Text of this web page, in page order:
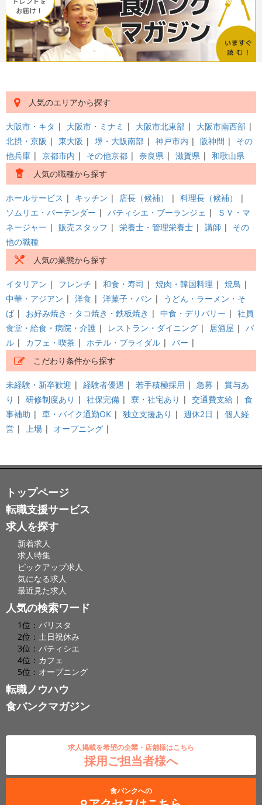
人気のエリアから探す
大阪市・キタ | 大阪市・ミナミ | 大阪市北東部 | 大阪市南西部 |
北摂・京阪 | 東大阪 | 堺・大阪南部 | 神戸市内 | 阪神間 | その
他兵庫 | 京都市内 | その他京都 | 奈良県 | 滋賀県 | 和歌山県
人気の職種から探す
ホールサービス | キッチン | 店長（候補） | 料理長（候補）
|
ソムリエ・バーテンダー | パティシエ・ブーランジェ |
ＳＶ・マ
ネージャー | 販売スタッフ | 栄養士・管理栄養士 | 講師 | その
他の職種
人気の業態から探す
イタリアン | フレンチ | 和食・寿司 | 焼肉・韓国料理 | 焼鳥 |
中華・アジアン | 洋食 | 洋菓子・パン |
うどん・ラーメン・そ
ば | お好み焼き・タコ焼き・鉄板焼き | 中食・デリバリー | 社員
食堂・給食・病院・介護 | レストラン・ダイニング | 居酒屋 | バ
ル | カフェ・喫茶 | ホテル・ブライダル | バー |
こだわり条件から探す
未経験・新卒歓迎 | 経験者優遇 | 若手積極採用 | 急募 | 賞与あ
り | 研修制度あり | 社保完備 | 寮・社宅あり | 交通費支給 | 食
事補助 | 車・バイク通勤OK | 独立支援あり | 週休2日 | 個人経
営 | 上場 | オープニング |
トップページ
転職支援サービス
求人を探す
新着求人
求人特集
ピックアップ求人
気になる求人
最近見た求人
人気の検索ワード
1位： バリスタ
2位： 土日祝休み
3位： パティシエ
4位： カフェ
5位： オープニング
転職ノウハウ
食バンクマガジン
求人掲載を希望の企業・店舗様はこちら
採用ご担当者様へ
食バンクへの